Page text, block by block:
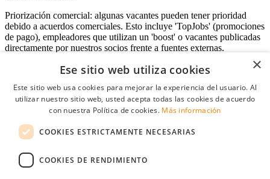
Priorización comercial: algunas vacantes pueden tener prioridad
debido a acuerdos comerciales. Esto incluye 'TopJobs' (promociones
de pago), empleadores que utilizan un 'boost' o vacantes publicadas
directamente por nuestros socios frente a fuentes externas.
Acceso empresas
Contraseña
Recordarme
×
Ese sitio web utiliza cookies
Este sitio web usa cookies para mejorar la experiencia del usuario. Al
utilizar nuestro sitio web, usted acepta todas las cookies de acuerdo
con nuestra Política de cookies. Más información
COOKIES ESTRICTAMENTE NECESARIAS
COOKIES DE RENDIMIENTO